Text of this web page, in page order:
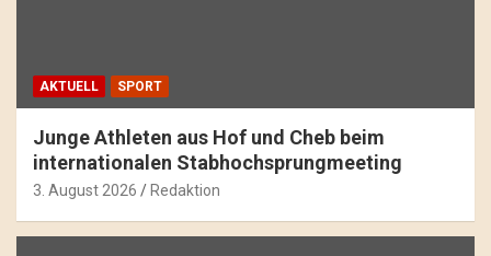
AKTUELL SPORT
Junge Athleten aus Hof und Cheb beim
internationalen Stabhochsprungmeeting
3. August 2026 Redaktion